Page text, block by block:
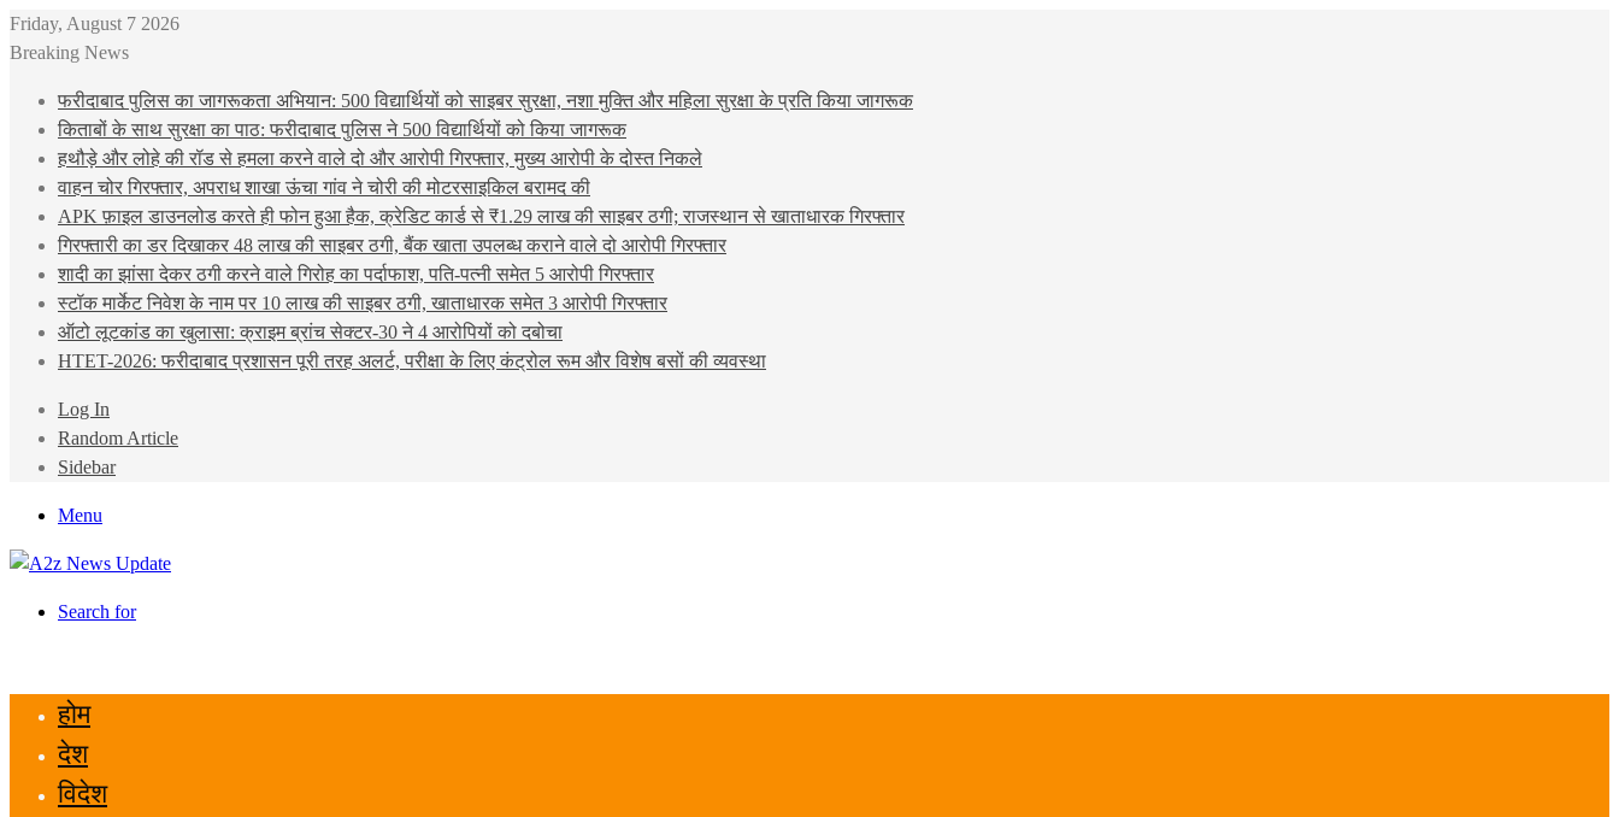
Friday, August 7 2026
Breaking News
फरीदाबाद पुलिस का जागरूकता अभियान: 500 विद्यार्थियों को साइबर सुरक्षा, नशा मुक्ति और महिला सुरक्षा के प्रति किया जागरूक
किताबों के साथ सुरक्षा का पाठ: फरीदाबाद पुलिस ने 500 विद्यार्थियों को किया जागरूक
हथौड़े और लोहे की रॉड से हमला करने वाले दो और आरोपी गिरफ्तार, मुख्य आरोपी के दोस्त निकले
वाहन चोर गिरफ्तार, अपराध शाखा ऊंचा गांव ने चोरी की मोटरसाइकिल बरामद की
APK फ़ाइल डाउनलोड करते ही फोन हुआ हैक, क्रेडिट कार्ड से ₹1.29 लाख की साइबर ठगी; राजस्थान से खाताधारक गिरफ्तार
गिरफ्तारी का डर दिखाकर 48 लाख की साइबर ठगी, बैंक खाता उपलब्ध कराने वाले दो आरोपी गिरफ्तार
शादी का झांसा देकर ठगी करने वाले गिरोह का पर्दाफाश, पति-पत्नी समेत 5 आरोपी गिरफ्तार
स्टॉक मार्केट निवेश के नाम पर 10 लाख की साइबर ठगी, खाताधारक समेत 3 आरोपी गिरफ्तार
ऑटो लूटकांड का खुलासा: क्राइम ब्रांच सेक्टर-30 ने 4 आरोपियों को दबोचा
HTET-2026: फरीदाबाद प्रशासन पूरी तरह अलर्ट, परीक्षा के लिए कंट्रोल रूम और विशेष बसों की व्यवस्था
Log In
Random Article
Sidebar
Menu
Search for
होम
देश
विदेश